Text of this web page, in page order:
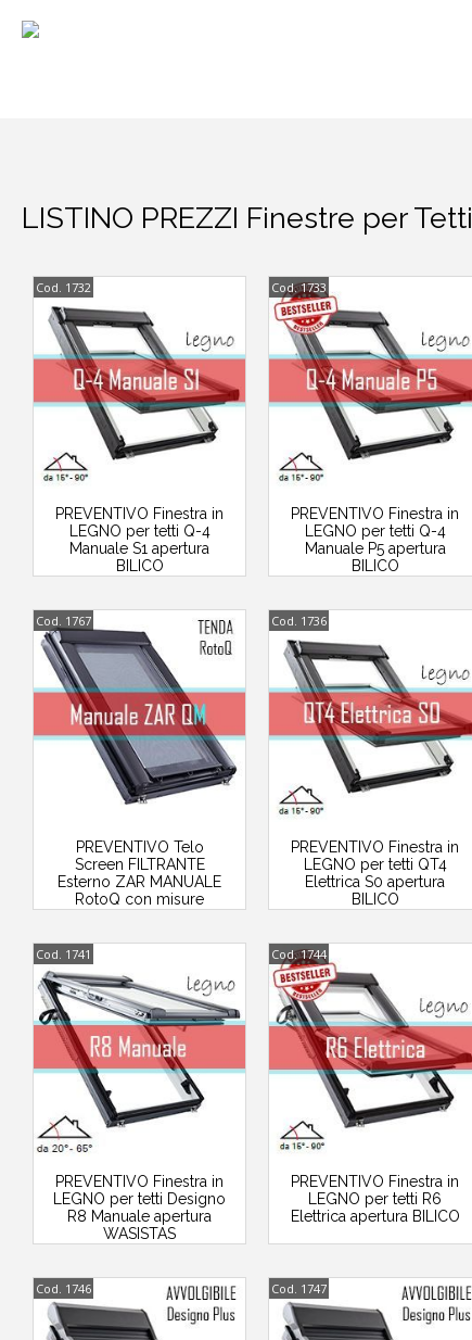
LISTINO PREZZI Finestre per Tetti
Cod. 1732
PREVENTIVO Finestra in
LEGNO per tetti Q-4
Manuale S1 apertura
BILICO
Cod. 1733
PREVENTIVO Finestra in
LEGNO per tetti Q-4
Manuale P5 apertura
BILICO
Cod. 1767
PREVENTIVO Telo
Screen FILTRANTE
Esterno ZAR MANUALE
RotoQ con misure
Cod. 1736
PREVENTIVO Finestra in
LEGNO per tetti QT4
Elettrica S0 apertura
BILICO
Cod. 1741
PREVENTIVO Finestra in
LEGNO per tetti Designo
R8 Manuale apertura
WASISTAS
Cod. 1744
PREVENTIVO Finestra in
LEGNO per tetti R6
Elettrica apertura BILICO
Cod. 1746 Cod. 1747